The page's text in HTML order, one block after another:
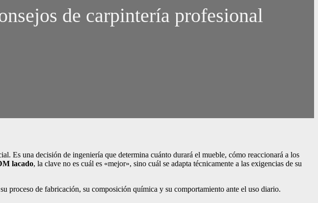
de carpintería profesional
Es una decisión de ingeniería que determina cuánto durará el mueble, cómo reaccionará a los
lacado, la clave no es cuál es «mejor», sino cuál se adapta técnicamente a las exigencias de su
proceso de fabricación, su composición química y su comportamiento ante el uso diario.